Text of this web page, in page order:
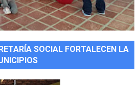
SOCIAL FORTALECEN LA